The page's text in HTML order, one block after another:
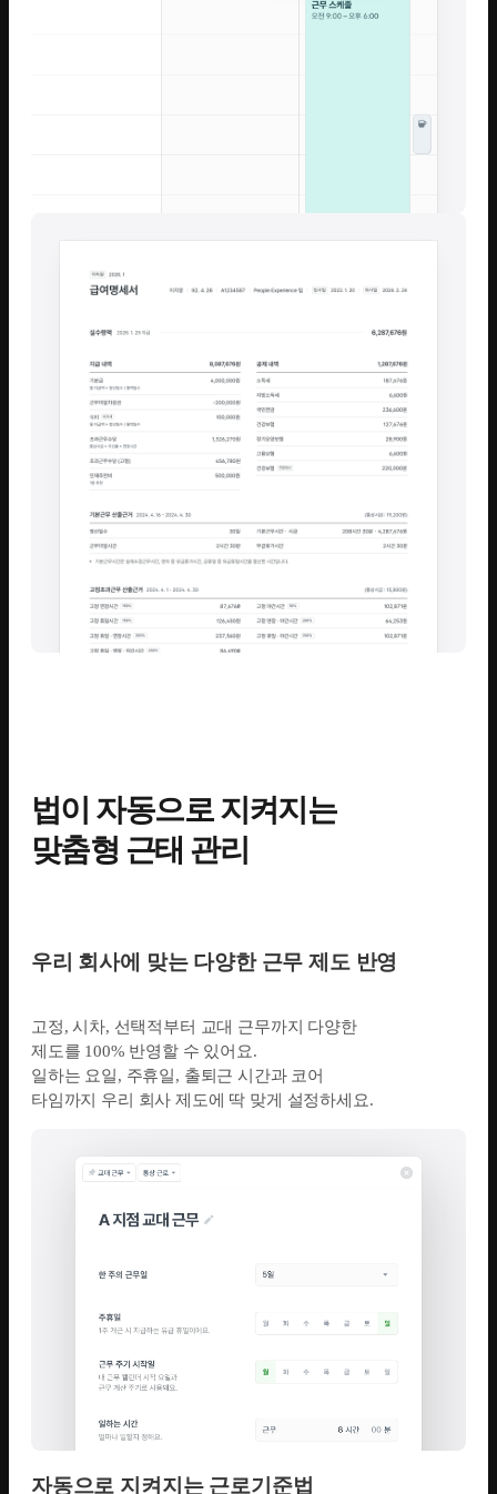
법이 자동으로 지켜지는
맞춤형 근태 관리
우리 회사에 맞는 다양한 근무 제도 반영
고정, 시차, 선택적부터 교대 근무까지 다양한
제도를 100% 반영할 수 있어요.
일하는 요일, 주휴일, 출퇴근 시간과 코어
타임까지 우리 회사 제도에 딱 맞게 설정하세요.
자동으로 지켜지는 근로기준법